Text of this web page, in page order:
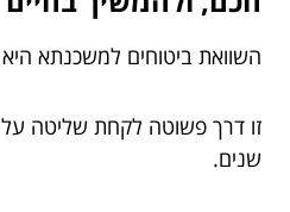
השוואת ביטוחים למשכנתא
זו דרך פשוטה לקחת שליטה
שנים.